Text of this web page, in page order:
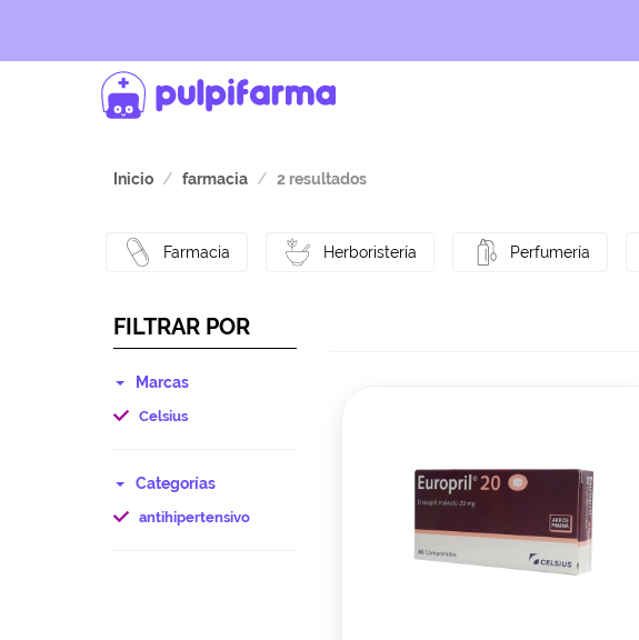
Inicio farmacia 2 resultados
Farmacia Herboristería Perfumería
FILTRAR POR
Marcas
Celsius
Categorías
antihipertensivo